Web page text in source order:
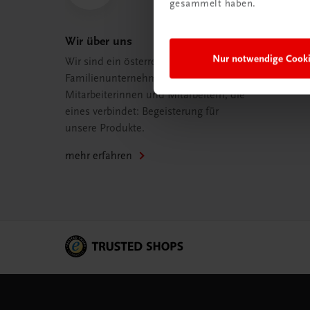
gesammelt haben.
Nur notwendige
Wir über uns
Wir sind ein österreichisches
Familienunternehmen mit 75
Mitarbeiterinnen und Mitarbeitern, die
eines verbindet: Begeisterung für
unsere Produkte.
mehr erfahren